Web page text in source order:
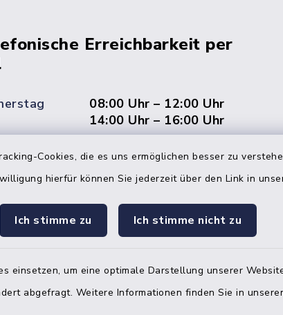
Cookies, die es uns ermöglichen besser zu
hierfür können Sie jederzeit über den Link in
Ich stimme zu Ich stimme nicht zu
einsetzen, um eine optimale Darstellung unserer
abgefragt. Weitere Informationen finden Sie in
Erreichbarkeit per
08:00 Uhr – 12:00 Uhr
14:00 Uhr – 16:00 Uhr
08:00 Uhr – 12:00 Uhr
Termin? Rufen Sie uns gerne unter der
04832 6065 0 an!